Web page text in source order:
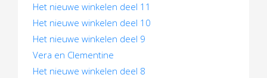
Het nieuwe winkelen deel 11
Het nieuwe winkelen deel 10
Het nieuwe winkelen deel 9
Vera en Clementine
Het nieuwe winkelen deel 8